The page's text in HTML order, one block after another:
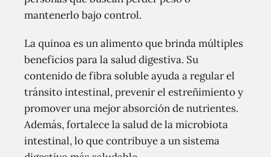
mantenerlo bajo control.
La quinoa es un alimento que brinda múltiples
beneficios para la salud digestiva. Su
contenido de fibra soluble ayuda a regular el
tránsito intestinal, prevenir el estreñimiento y
promover una mejor absorción de nutrientes.
Además, fortalece la salud de la microbiota
intestinal, lo que contribuye a un sistema